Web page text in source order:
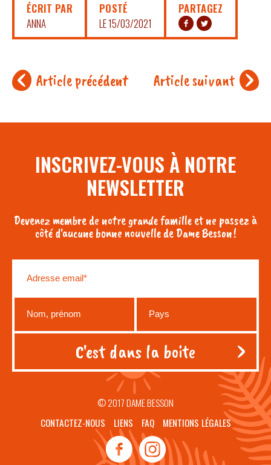
ÉCRIT PAR
ANNA
POSTÉ
LE 15/03/2021
PARTAGEZ
Article précédent Article suivant
INSCRIVEZ-VOUS À NOTRE
NEWSLETTER
Devenez membre de notre grande famille et ne passez à
côté d'aucune bonne nouvelle de Dame Besson !
© 2017 DAME BESSON
CONTACTEZ-NOUS
LIENS FAQ MENTIONS LÉGALES